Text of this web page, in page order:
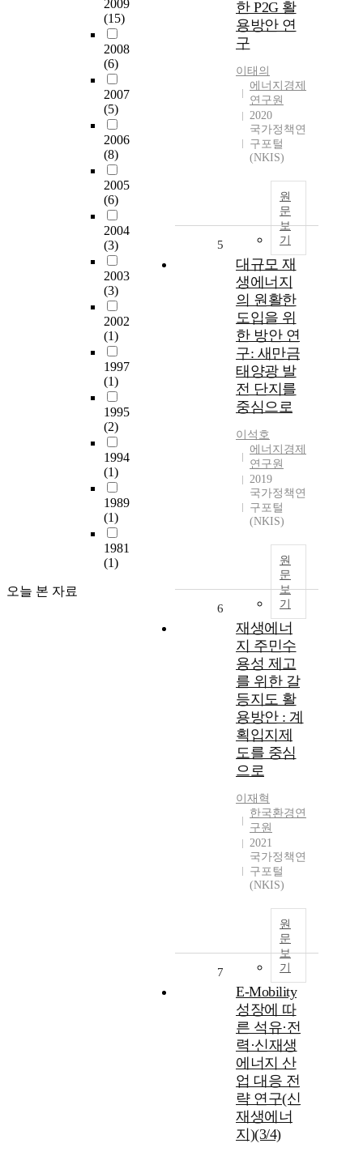
2009
(15)
2008
(6)
2007
(5)
2006
(8)
2005
(6)
2004
(3)
2003
(3)
2002
(1)
1997
(1)
1995
(2)
1994
(1)
1989
(1)
1981
(1)
오늘 본 자료
한 P2G 활
용방안 연
구
이태의
에너지경제
연구원
2020
국가정책연
구포털
(NKIS)
원
문
보
기
5
대규모 재
생에너지
의 원활한
도입을 위
한 방안 연
구: 새만금
태양광 발
전 단지를
중심으로
이석호
에너지경제
연구원
2019
국가정책연
구포털
(NKIS)
원
문
보
기
6
재생에너
지 주민수
용성 제고
를 위한 갈
등지도 활
용방안 : 계
획입지제
도를 중심
으로
이재혁
한국환경연
구원
2021
국가정책연
구포털
(NKIS)
원
문
보
기
7
E-Mobility
성장에 따
른 석유·전
력·신재생
에너지 산
업 대응 전
략 연구(신
재생에너
지)(3/4)